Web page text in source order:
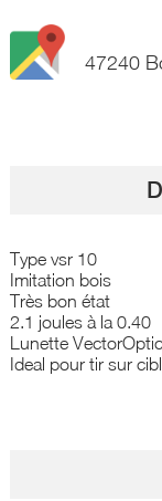
47240
Type vsr 10
Imitation bois
Très bon état
2.1 joules à la 0.40
Lunette
Ideal pour tir sur